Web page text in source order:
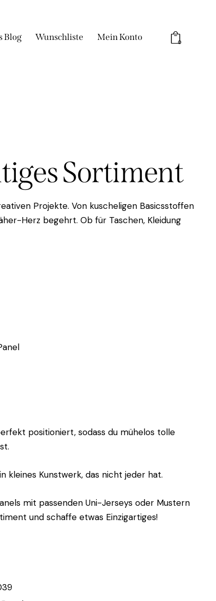
Blog Wunschliste Mein Konto 0
Sortiment
Projekte. Von kuscheligen Basicsstoffen
Herz begehrt. Ob für Taschen, Kleidung
positioniert, sodass du mühelos tolle
kleines Kunstwerk, das nicht jeder hat.
mit passenden Uni-Jerseys oder Mustern
und schaffe etwas Einzigartiges!